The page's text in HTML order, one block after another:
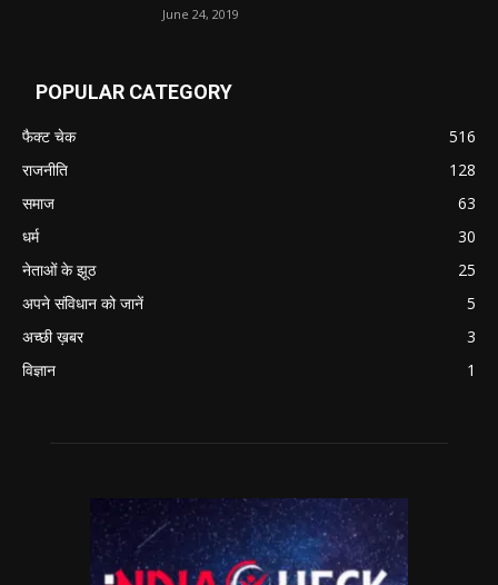
June 24, 2019
POPULAR CATEGORY
फैक्ट चेक
516
राजनीति
128
समाज
63
धर्म
30
नेताओं के झूठ
25
अपने संविधान को जानें
5
अच्छी ख़बर
3
विज्ञान
1